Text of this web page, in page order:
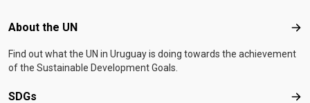
Footer menu
About the UN
Find out what the UN in Uruguay is doing towards the achievement
of the Sustainable Development Goals.
SDGs